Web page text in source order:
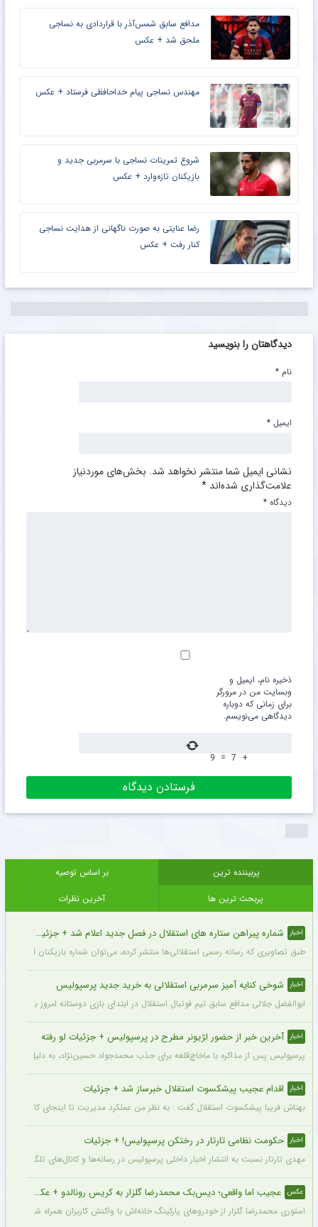
مدافع سابق شمس‌آذر با قراردادی به نساجی
ملحق شد + عکس
مهندس نساجی پیام خداحافظی فرستاد + عکس
شروع تمرینات نساجی با سرمربی جدید و
بازیکنان تازه‌وارد + عکس
رضا عنایتی به صورت ناگهانی از هدایت نساجی
کنار رفت + عکس
دیدگاهتان را بنویسید
نشانی ایمیل شما منتشر نخواهد شد. بخش‌های موردنیاز
علامت‌گذاری شده‌اند *
دیدگاه *
نام *
ایمیل *
ذخیره نام، ایمیل و
وبسایت من در مرورگر
برای زمانی که دوباره
دیدگاهی می‌نویسم.
+
7
=
9
پربیننده ترین
بر اساس توصیه
پربحث ترین ها
آخرین نظرات
اخبار شماره پیراهن ستاره های استقلال در فصل جدید اعلام شد + جزئیات
طبق تصاویری که رسانه رسمی استقلالی‌ها منتشر کرده، می‌توان شماره بازیکنان این
اخبار شوخی کنایه آمیز سرمربی استقلالی به خرید جدید پرسپولیس
ابوالفضل جلالی مدافع سابق تیم فوتبال استقلال در ابتدای بازی دوستانه امروز با
اخبار آخرین خبر از حضور لژیونر مطرح در پرسپولیس + جزئیات لو رفته
پرسپولیس پس از مذاکره با ماخاچ‌قلعه برای جذب محمدجواد حسین‌نژاد، به دلیل رقم
اخبار اقدام عجیب پیشکسوت استقلال خبرساز شد + جزئیات
بهتاش فریبا پیشکسوت استقلال گفت : به نظر من عملکرد مدیریت تا اینجای کار قابل
اخبار حکومت نظامی تارتار در رختکن پرسپولیس! + جزئیات
مهدی تارتار نسبت به انتشار اخبار داخلی پرسپولیس در رسانه‌ها و کانال‌های تلگرامی
عکس عجیب اما واقعی؛ دیس‌بک محمدرضا گلزار به کریس رونالدو + عکس
استوری محمدرضا گلزار از خودروهای پارکینگ خانه‌اش با واکنش کاربران همراه شده و